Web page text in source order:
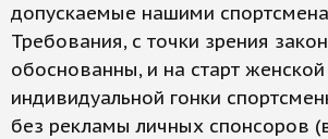
допускаемые нашими
Требования, с точки зрения
обоснованны, и на старт женской
индивидуальной гонки
без рекламы личных спонсоров